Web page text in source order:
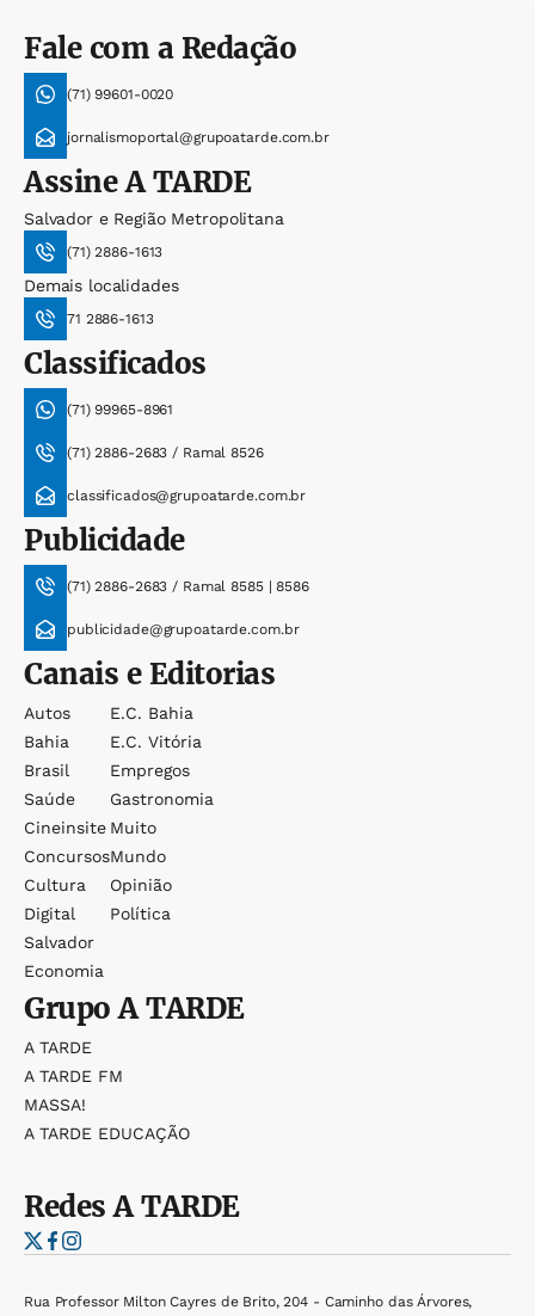
Fale com a Redação
(71) 99601-0020
jornalismoportal@grupoatarde.com.br
AssineA TARDE
Salvador e Região Metropolitana
(71) 2886-1613
Demais localidades
71 2886-1613
Classificados
(71) 99965-8961
(71) 2886-2683 / Ramal 8526
classificados@grupoatarde.com.br
Publicidade
(71) 2886-2683 / Ramal 8585 | 8586
publicidade@grupoatarde.com.br
Canais e Editorias
Autos
Bahia
Brasil
Saúde
Cineinsite
Concursos
Cultura
Digital
Salvador
Economia
E.c. Bahia
E.c. Vitória
Empregos
Gastronomia
Muito
Mundo
Opinião
Política
GrupoA TARDE
A TARDE
A TARDE FM
MASSA!
A TARDE EDUCAÇÃO
RedesA TARDE
Rua Professor Milton Cayres de Brito, 204 - Caminho das Árvores,